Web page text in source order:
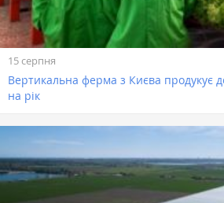
15 серпня
Вертикальна ферма з Києва продукує
на рік